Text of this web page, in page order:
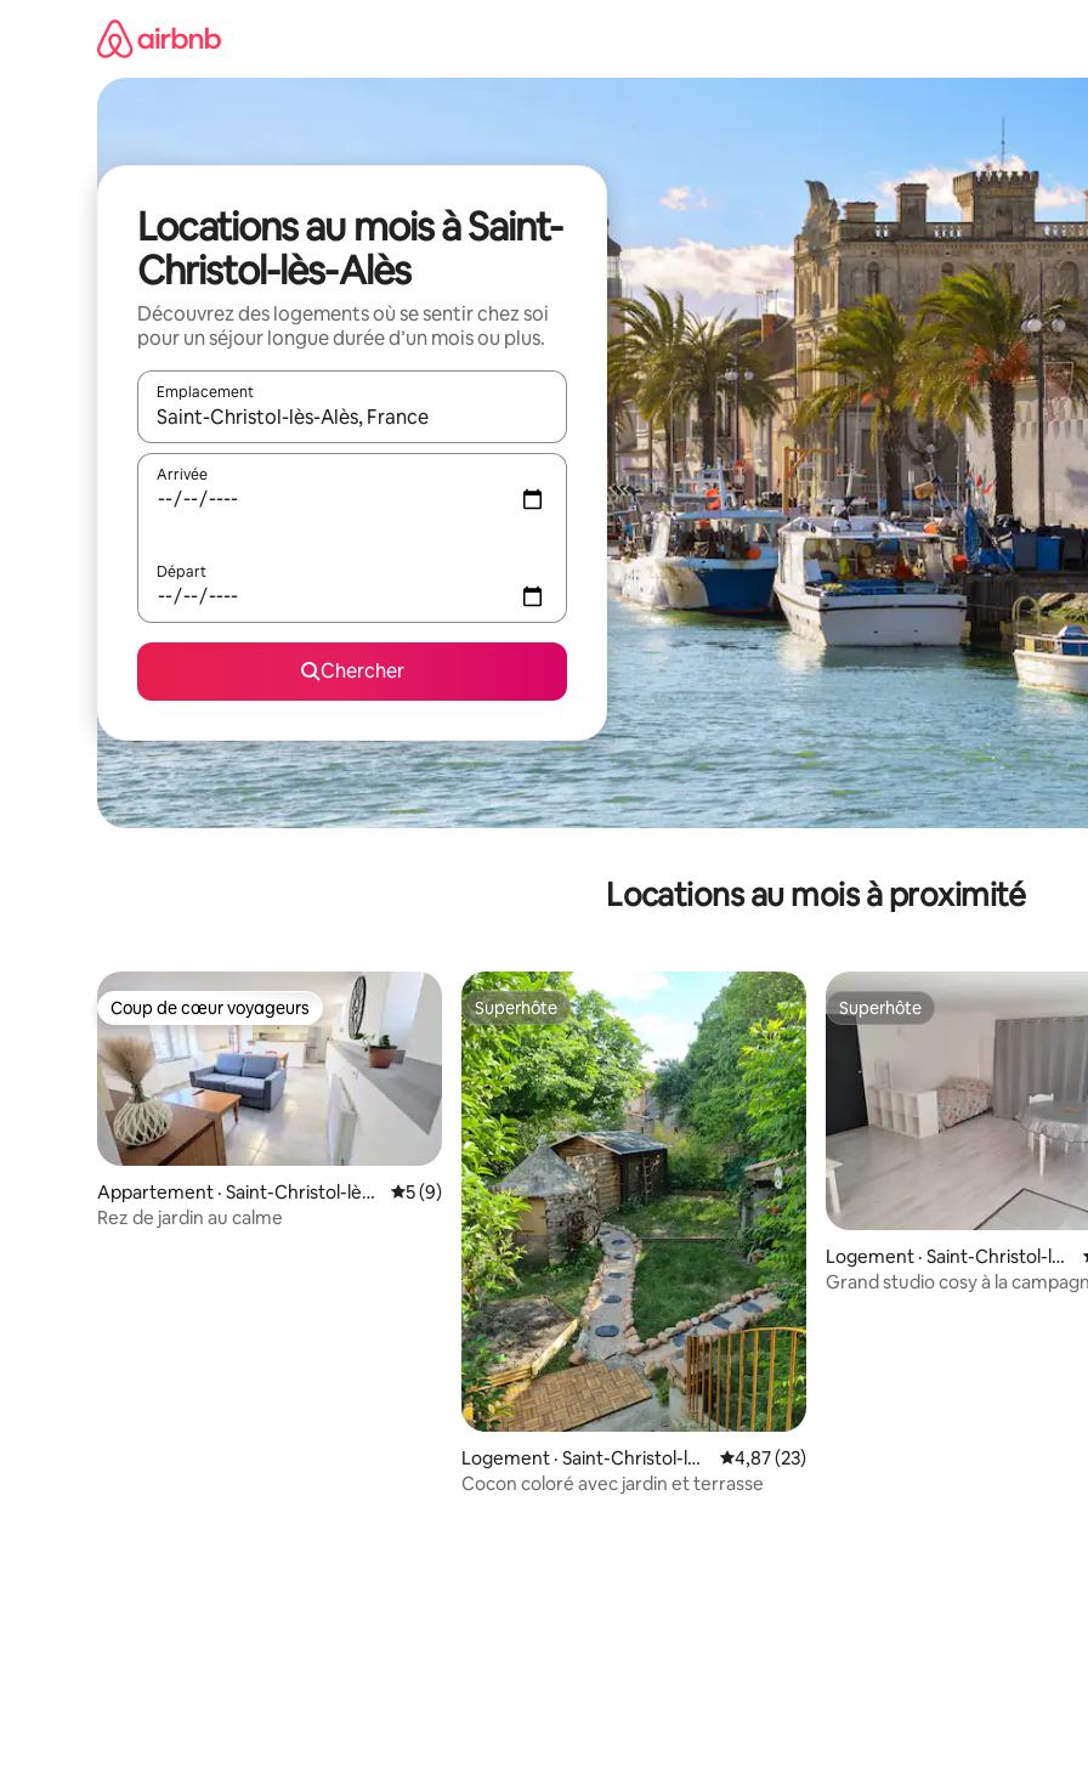
Locations au mois à Saint-
Christol-lès-Alès
Découvrez des logements où se sentir chez soi
pour un séjour longue durée d’un mois ou plus.
Emplacement
Quand les résultats sont affichés, parcourez-les en utilisant les flèches vers le haut et vers le bas, ou en appuyant
Arrivée
Départ
Chercher
Locations au mois à proximité
Coup de cœur voyageurs
Coup de cœur voyageurs
Appartement · Saint-Christol-lès-
Alès
Note moyenne de 5 sur 5, 9 commentaires
5 (9)
Rez de jardin au calme
Superhôte
Superhôte
Logement · Saint-Christol-lès
-Alès
Note moyenne de 4,87 sur 5, 23
4,87 (23)
Cocon coloré avec jardin et terrasse
Superhôte
Superhôte
Logement · Saint-Christol-lès
-Alès
Grand studio cosy à la